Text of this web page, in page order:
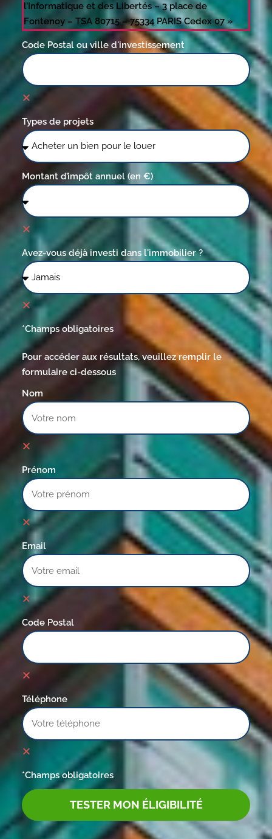
l’Informatique et des Libertés – 3 place de
Fontenoy – TSA 80715 – 75334 PARIS Cedex 07 »
Code Postal ou ville d'investissement
Types de projets
Montant d’impôt annuel (en €)
Avez-vous déjà investi dans l'immobilier ?
*Champs obligatoires
Pour accéder aux résultats, veuillez remplir le
formulaire ci-dessous
Nom
Prénom
Email
Code Postal
Téléphone
*Champs obligatoires
TESTER MON ÉLIGIBILITÉ